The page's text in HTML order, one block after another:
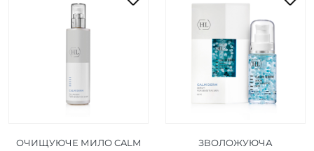
ОЧИЩУЮЧЕ МИЛО CALM
ЗВОЛОЖУЮЧА